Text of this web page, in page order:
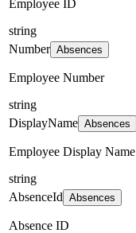
Employee ID
string
Number Absences
Employee Number
string
DisplayName Absences
Employee Display Name
string
AbsenceId Absences
Absence ID